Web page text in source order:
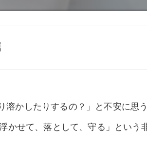
溶かしたりするの？」と不安に思
かせて、落として、守る」という